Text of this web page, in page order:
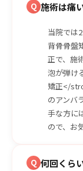
Q 施術は痛
当院では
背骨骨盤
正で、施
泡が弾け
矯正</
のアンバ
手な方に
ので、お
Q 何回くら